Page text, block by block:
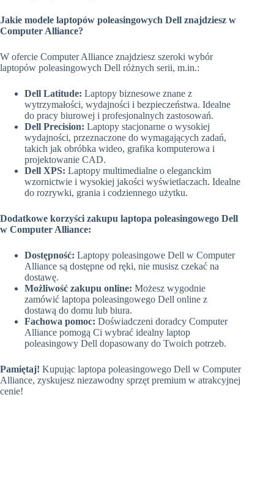
Jakie modele laptopów poleasingowych Dell znajdziesz w
Computer Alliance?
W ofercie Computer Alliance znajdziesz szeroki wybór
laptopów poleasingowych Dell różnych serii, m.in.:
Dell Latitude: Laptopy biznesowe znane z
wytrzymałości, wydajności i bezpieczeństwa. Idealne
do pracy biurowej i profesjonalnych zastosowań.
Dell Precision: Laptopy stacjonarne o wysokiej
wydajności, przeznaczone do wymagających zadań,
takich jak obróbka wideo, grafika komputerowa i
projektowanie CAD.
Dell XPS: Laptopy multimedialne o eleganckim
wzornictwie i wysokiej jakości wyświetlaczach. Idealne
do rozrywki, grania i codziennego użytku.
Dodatkowe korzyści zakupu laptopa poleasingowego Dell
w Computer Alliance:
Dostępność: Laptopy poleasingowe Dell w Computer
Alliance są dostępne od ręki, nie musisz czekać na
dostawę.
Możliwość zakupu online: Możesz wygodnie
zamówić laptopa poleasingowego Dell online z
dostawą do domu lub biura.
Fachowa pomoc: Doświadczeni doradcy Computer
Alliance pomogą Ci wybrać idealny laptop
poleasingowy Dell dopasowany do Twoich potrzeb.
Pamiętaj! Kupując laptopa poleasingowego Dell w Computer
Alliance, zyskujesz niezawodny sprzęt premium w atrakcyjnej
cenie!